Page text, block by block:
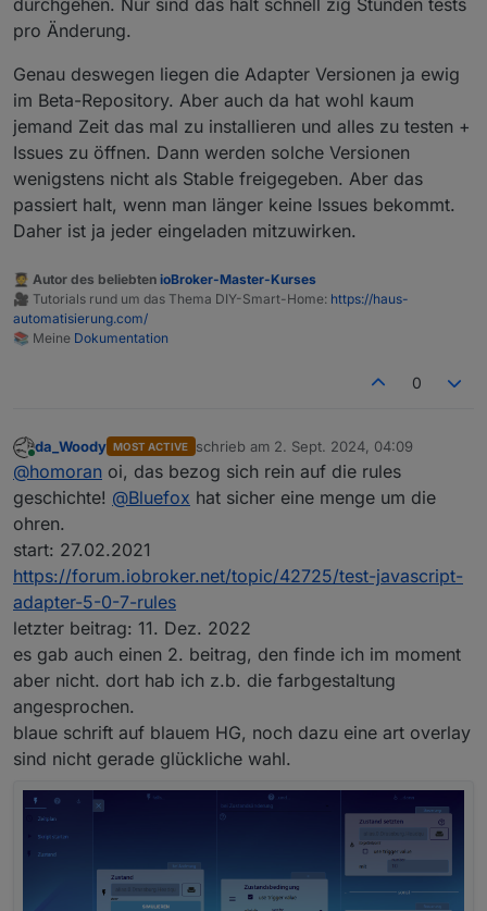
pro Änderung.
Genau deswegen liegen die Adapter Versionen ja ewig
im Beta-Repository. Aber auch da hat wohl kaum
jemand Zeit das mal zu installieren und alles zu testen +
Issues zu öffnen. Dann werden solche Versionen
wenigstens nicht als Stable freigegeben. Aber das
passiert halt, wenn man länger keine Issues bekommt.
Daher ist ja jeder eingeladen mitzuwirken.
🧑‍🎓 Autor des beliebten ioBroker-Master-Kurses
🎥 Tutorials rund um das Thema DIY-Smart-Home: https://haus-
automatisierung.com/
📚 Meine Dokumentation
0
Online
da_Woody MOST ACTIVE schrieb am 2. Sept. 2024, 04:09
zuletzt editiert von
@homoran oi, das bezog sich rein auf die rules
geschichte! @Bluefox hat sicher eine menge um die
ohren.
start: 27.02.2021
https://forum.iobroker.net/topic/42725/test-javascript-
adapter-5-0-7-rules
letzter beitrag: 11. Dez. 2022
es gab auch einen 2. beitrag, den finde ich im moment
aber nicht. dort hab ich z.b. die farbgestaltung
angesprochen.
blaue schrift auf blauem HG, noch dazu eine art overlay
sind nicht gerade glückliche wahl.